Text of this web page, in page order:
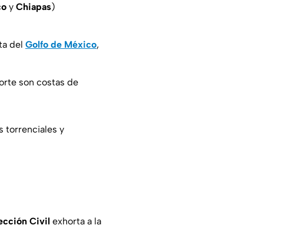
y Chiapas)
del Golfo de México,
son costas de
torrenciales y
Civil exhorta a la